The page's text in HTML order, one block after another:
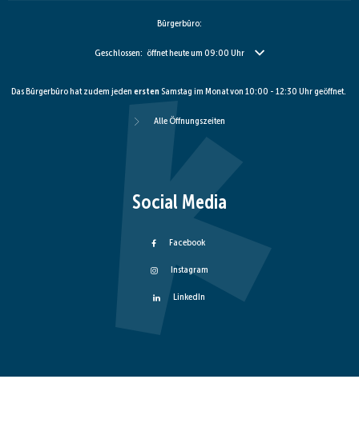
Bürgerbüro:
Klicken, um weitere Öffnungs- oder Schließzeiten auszublenden
Geschlossen: öffnet heute um 09:00 Uhr
Das Bürgerbüro hat zudem jeden ersten Samstag im Monat von 10:00 - 12:30 Uhr geöffnet.
Alle Öffnungszeiten
Social Media
Facebook
Instagram
LinkedIn